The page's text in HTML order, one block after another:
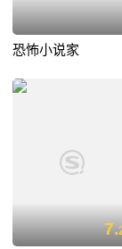
恐怖小说家
7.